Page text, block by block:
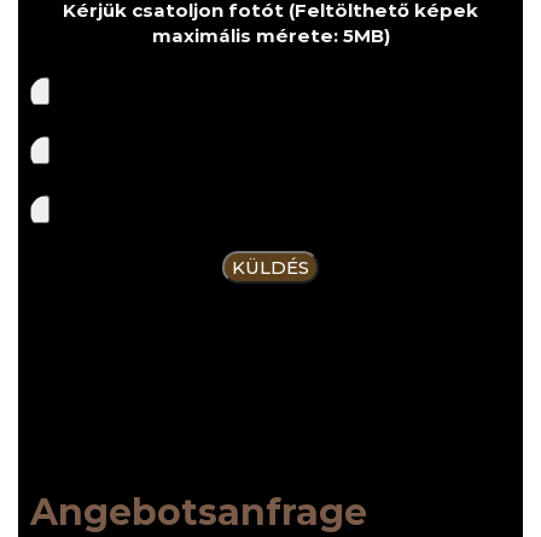
Kérjük csatoljon fotót (Feltölthető képek
maximális mérete: 5MB)
Angebotsanfrage